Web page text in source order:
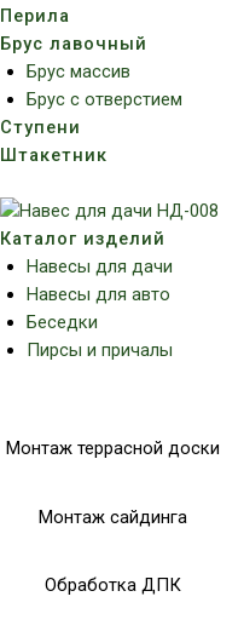
Перила
Брус лавочный
Брус массив
Брус с отверстием
Ступени
Штакетник
Каталог изделий
Навесы для дачи
Навесы для авто
Беседки
Пирсы и причалы
Монтаж террасной доски
Монтаж сайдинга
Обработка ДПК